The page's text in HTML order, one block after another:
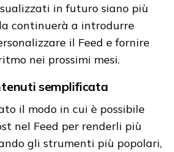
in futuro siano più
continuerà a introdurre
il Feed e fornire
nei prossimi mesi.
semplificata
il modo in cui è possibile
nel Feed per renderli più
gli strumenti più popolari,